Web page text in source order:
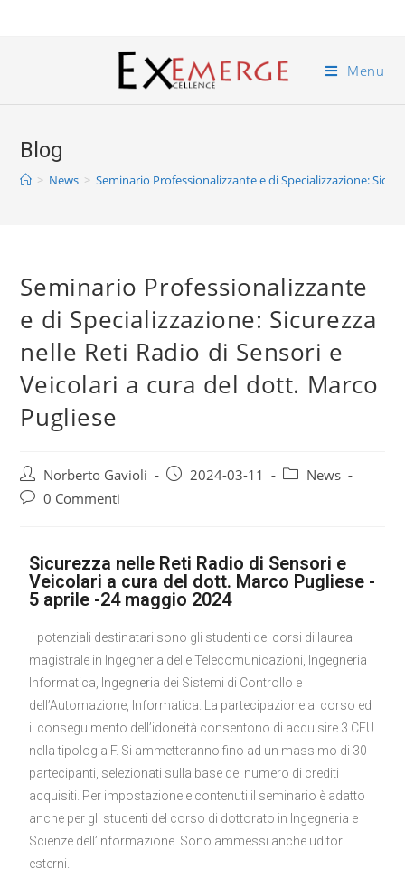
Menu
Blog
> News > Seminario Professionalizzante e di Specializzazione:
Seminario Professionalizzante
e di Specializzazione: Sicurezza
nelle Reti Radio di Sensori e
Veicolari a cura del dott. Marco
Pugliese
Norberto Gavioli 2024-03-11
News
0 Commenti
Sicurezza nelle Reti Radio di Sensori e
Veicolari a cura del dott. Marco Pugliese -
5 aprile -24 maggio 2024
i potenziali destinatari sono gli studenti dei corsi di laurea
magistrale in Ingegneria delle Telecomunicazioni, Ingegneria
Informatica, Ingegneria dei Sistemi di Controllo e
dell’Automazione, Informatica. La partecipazione al corso ed
il conseguimento dell’idoneità consentono di acquisire 3 CFU
nella tipologia F. Si ammetteranno fino ad un massimo di 30
partecipanti, selezionati sulla base del numero di crediti
acquisiti. Per impostazione e contenuti il seminario è adatto
anche per gli studenti del corso di dottorato in Ingegneria e
Scienze dell’Informazione. Sono ammessi anche uditori
esterni.